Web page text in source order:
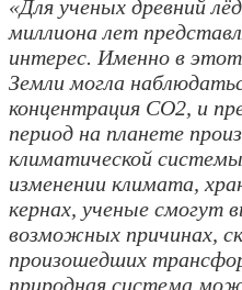
«Для ученых древний
миллиона лет
интерес. Именно в
Земли могла
концентрация СО2, и
период на планете
климатической
изменении климата,
кернах, ученые смогут
возможных причинах,
произошедших
природная система